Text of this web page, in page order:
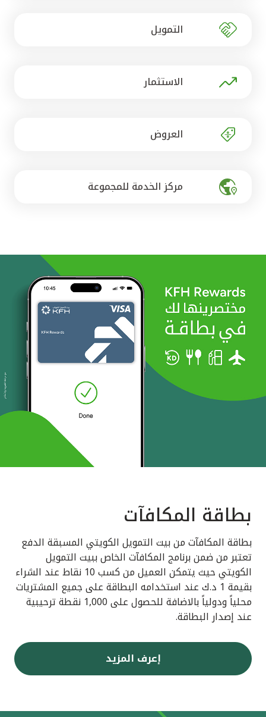
مصر
التمويل
الاستثمار
العروض
مركز الخدمة للمجموعة
بطاقة المكافآت
بطاقة المكافآت من بيت التمويل الكويتي المسبقة الدفع
تعتبر من ضمن برنامج المكافآت الخاص ببيت التمويل
الكويتي حيث يتمكن العميل من كسب 10 نقاط عند الشراء
بقيمة 1 د.ك عند استخدامه البطاقة على جميع المشتريات
محلياً ودولياً بالاضافة للحصول على 1,000 نقطة ترحيبية
عند إصدار البطاقة.
إعرف المزيد